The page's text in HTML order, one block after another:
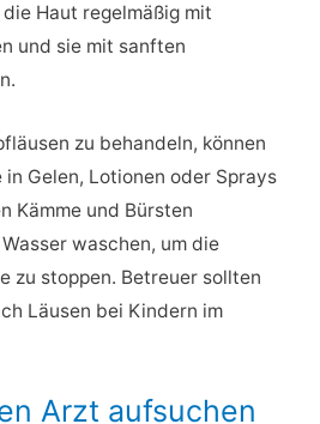
Haut regelmäßig mit
und sie mit sanften
zu behandeln, können
Gelen, Lotionen oder Sprays
Kämme und Bürsten
waschen, um die
zu stoppen. Betreuer sollten
Läusen bei Kindern im
Arzt aufsuchen